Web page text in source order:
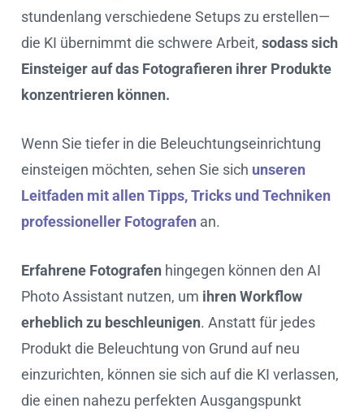
stundenlang verschiedene Setups zu erstellen—
die KI übernimmt die schwere Arbeit, sodass sich
Einsteiger auf das Fotografieren ihrer Produkte
konzentrieren können.
Wenn Sie tiefer in die Beleuchtungseinrichtung
einsteigen möchten, sehen Sie sich unseren
Leitfaden mit allen Tipps, Tricks und Techniken
professioneller Fotografen an.
Erfahrene Fotografen hingegen können den AI
Photo Assistant nutzen, um ihren Workflow
erheblich zu beschleunigen. Anstatt für jedes
Produkt die Beleuchtung von Grund auf neu
einzurichten, können sie sich auf die KI verlassen,
die einen nahezu perfekten Ausgangspunkt